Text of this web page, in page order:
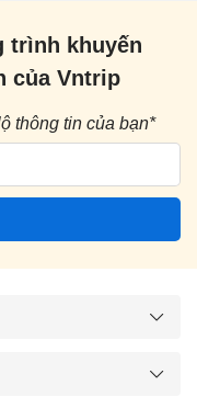
trình khuyến
của Vntrip
thông tin của bạn*